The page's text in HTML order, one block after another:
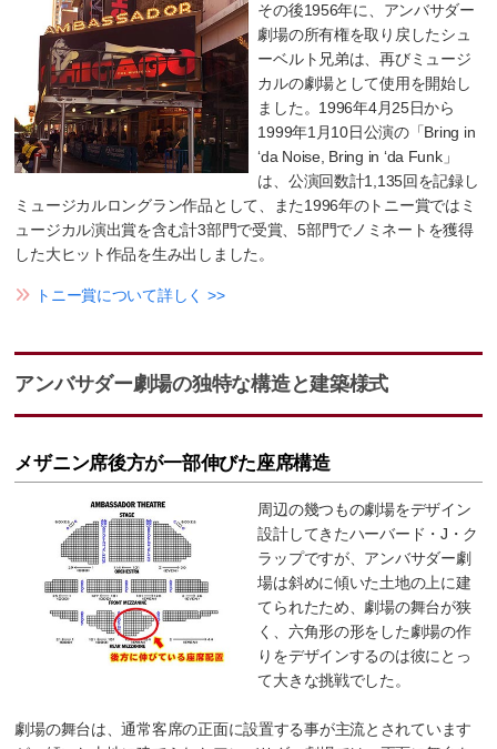
その後1956年に、アンバサダー
劇場の所有権を取り戻したシュ
ーベルト兄弟は、再びミュージ
カルの劇場として使用を開始し
ました。1996年4月25日から
1999年1月10日公演の「Bring in
‘da Noise, Bring in ‘da Funk」
は、公演回数計1,135回を記録し
ミュージカルロングラン作品として、また1996年のトニー賞ではミ
ュージカル演出賞を含む計3部門で受賞、5部門でノミネートを獲得
した大ヒット作品を生み出しました。
トニー賞について詳しく >>
アンバサダー劇場の独特な構造と建築様式
メザニン席後方が一部伸びた座席構造
周辺の幾つもの劇場をデザイン
設計してきたハーバード・J・ク
ラップですが、アンバサダー劇
場は斜めに傾いた土地の上に建
てられたため、劇場の舞台が狭
く、六角形の形をした劇場の作
りをデザインするのは彼にとっ
て大きな挑戦でした。
劇場の舞台は、通常客席の正面に設置する事が主流とされています